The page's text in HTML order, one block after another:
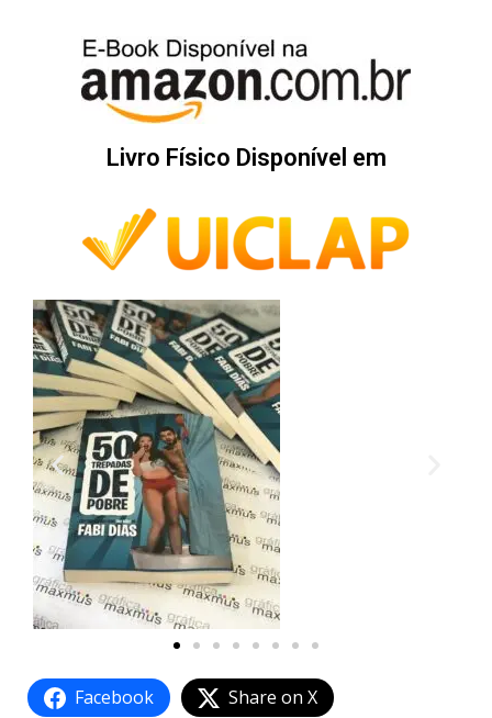
Livro Físico Disponível em
Facebook Share on X